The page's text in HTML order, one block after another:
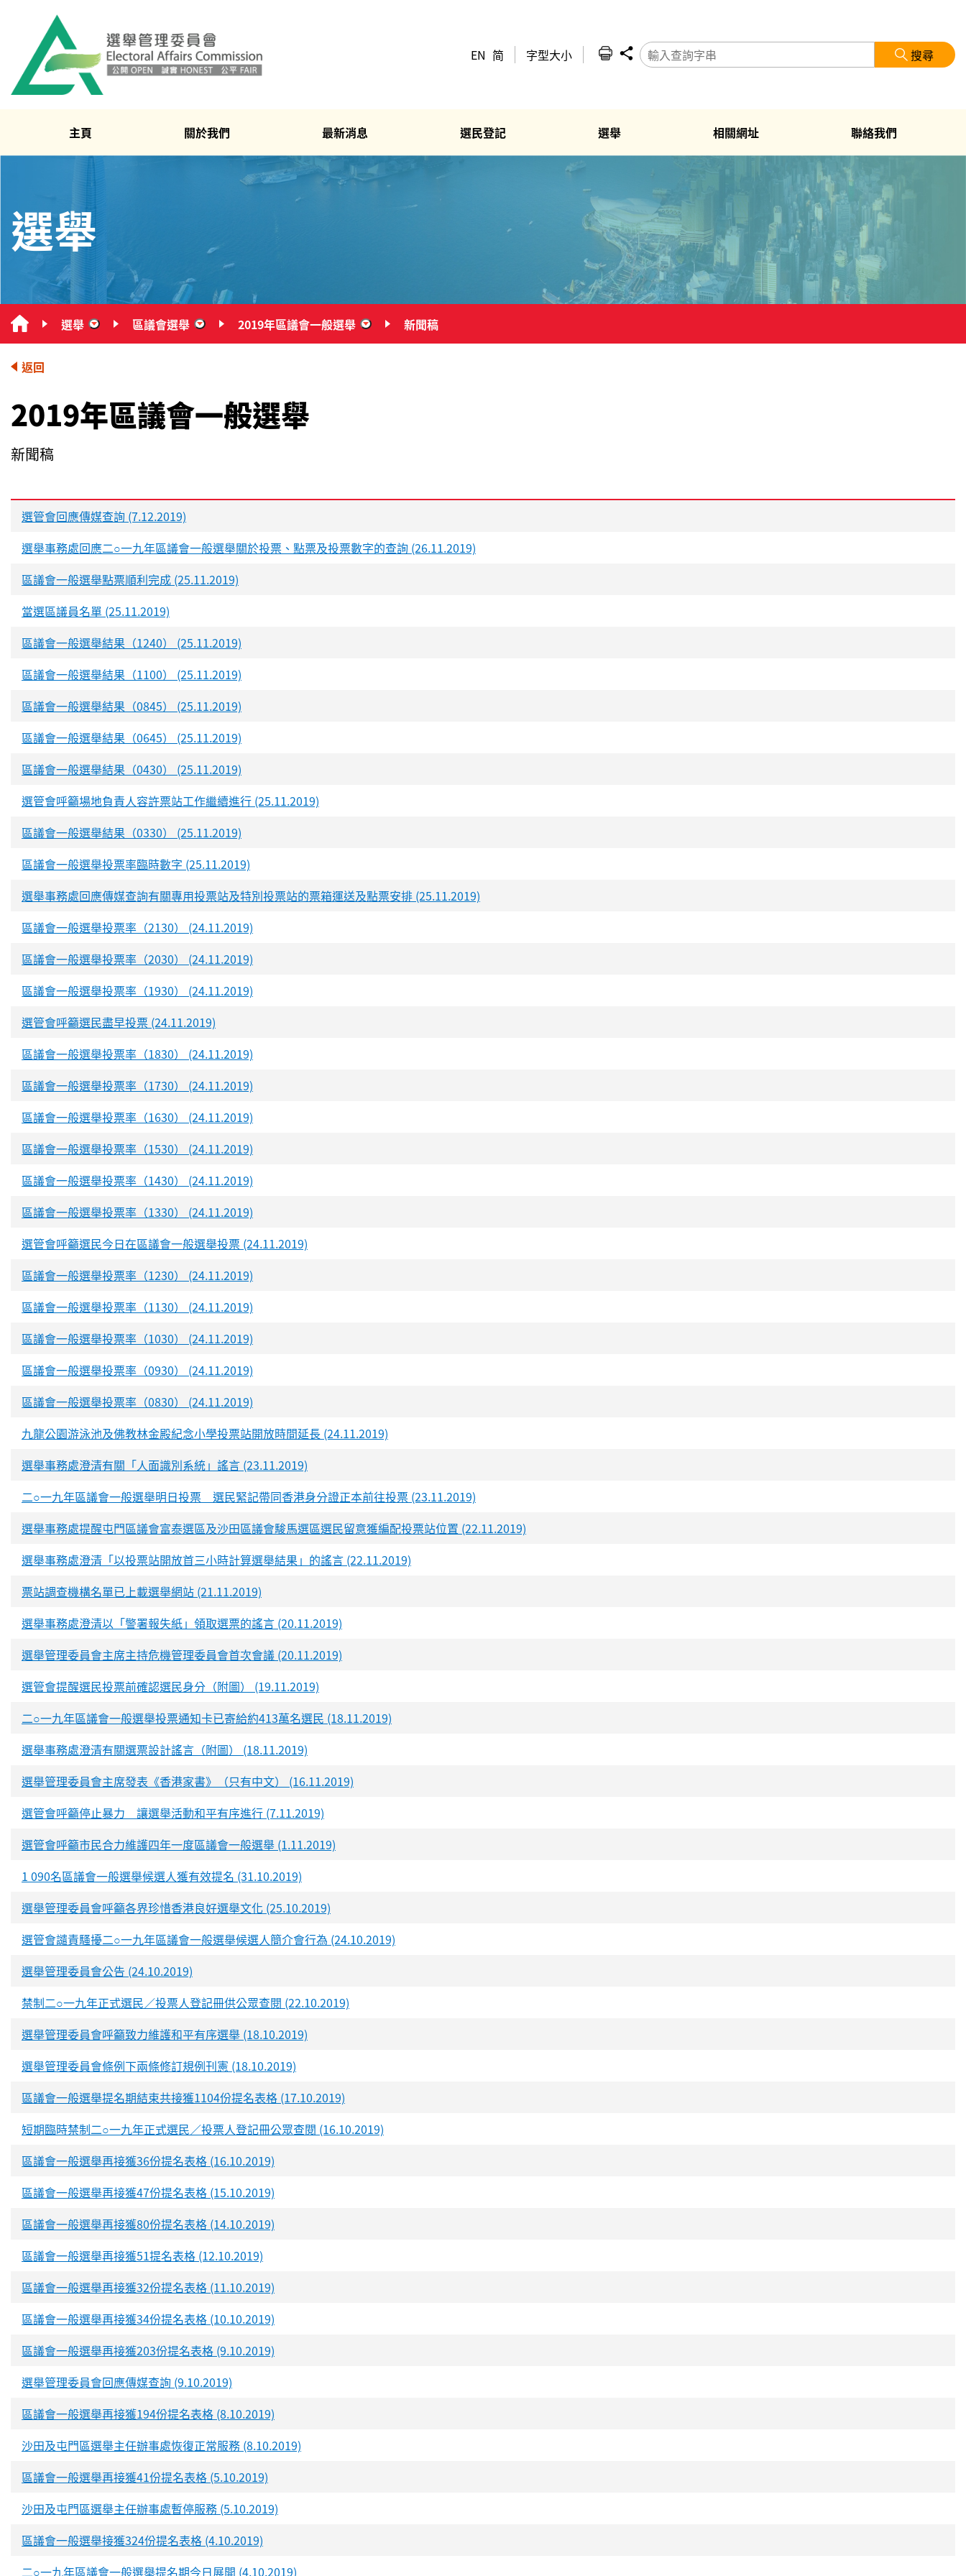
EN 简 字型大小 搜尋
主頁 關於我們 最新消息 選民登記 選舉 相關網址 聯絡我們
選舉
選舉 “選舉”區議會選舉 “區議會選舉”2019年區議會一般選舉 “2019年區議會一般選舉”
新聞稿
返回
2019年區議會一般選舉
新聞稿
選管會回應傳媒查詢 (7.12.2019)
選舉事務處回應二○一九年區議會一般選舉關於投票、點票及投票數字的查詢 (26.11.2019)
區議會一般選舉點票順利完成 (25.11.2019)
當選區議員名單 (25.11.2019)
區議會一般選舉結果（1240） (25.11.2019)
區議會一般選舉結果（1100） (25.11.2019)
區議會一般選舉結果（0845） (25.11.2019)
區議會一般選舉結果（0645） (25.11.2019)
區議會一般選舉結果（0430） (25.11.2019)
選管會呼籲場地負責人容許票站工作繼續進行 (25.11.2019)
區議會一般選舉結果（0330） (25.11.2019)
區議會一般選舉投票率臨時數字 (25.11.2019)
選舉事務處回應傳媒查詢有關專用投票站及特別投票站的票箱運送及點票安排 (25.11.2019)
區議會一般選舉投票率（2130） (24.11.2019)
區議會一般選舉投票率（2030） (24.11.2019)
區議會一般選舉投票率（1930） (24.11.2019)
選管會呼籲選民盡早投票 (24.11.2019)
區議會一般選舉投票率（1830） (24.11.2019)
區議會一般選舉投票率（1730） (24.11.2019)
區議會一般選舉投票率（1630） (24.11.2019)
區議會一般選舉投票率（1530） (24.11.2019)
區議會一般選舉投票率（1430） (24.11.2019)
區議會一般選舉投票率（1330） (24.11.2019)
選管會呼籲選民今日在區議會一般選舉投票 (24.11.2019)
區議會一般選舉投票率（1230） (24.11.2019)
區議會一般選舉投票率（1130） (24.11.2019)
區議會一般選舉投票率（1030） (24.11.2019)
區議會一般選舉投票率（0930） (24.11.2019)
區議會一般選舉投票率（0830） (24.11.2019)
九龍公園游泳池及佛教林金殿紀念小學投票站開放時間延長 (24.11.2019)
選舉事務處澄清有關「人面識別系統」謠言 (23.11.2019)
二○一九年區議會一般選舉明日投票 選民緊記帶同香港身分證正本前往投票 (23.11.2019)
選舉事務處提醒屯門區議會富泰選區及沙田區議會駿馬選區選民留意獲編配投票站位置 (22.11.2019)
選舉事務處澄清「以投票站開放首三小時計算選舉結果」的謠言 (22.11.2019)
票站調查機構名單已上載選舉網站 (21.11.2019)
選舉事務處澄清以「警署報失紙」領取選票的謠言 (20.11.2019)
選舉管理委員會主席主持危機管理委員會首次會議 (20.11.2019)
選管會提醒選民投票前確認選民身分（附圖） (19.11.2019)
二○一九年區議會一般選舉投票通知卡已寄給約413萬名選民 (18.11.2019)
選舉事務處澄清有關選票設計謠言（附圖） (18.11.2019)
選舉管理委員會主席發表《香港家書》（只有中文） (16.11.2019)
選管會呼籲停止暴力 讓選舉活動和平有序進行 (7.11.2019)
選管會呼籲市民合力維護四年一度區議會一般選舉 (1.11.2019)
1 090名區議會一般選舉候選人獲有效提名 (31.10.2019)
選舉管理委員會呼籲各界珍惜香港良好選舉文化 (25.10.2019)
選管會譴責騷擾二○一九年區議會一般選舉候選人簡介會行為 (24.10.2019)
選舉管理委員會公告 (24.10.2019)
禁制二○一九年正式選民／投票人登記冊供公眾查閱 (22.10.2019)
選舉管理委員會呼籲致力維護和平有序選舉 (18.10.2019)
選舉管理委員會條例下兩條修訂規例刊憲 (18.10.2019)
區議會一般選舉提名期結束共接獲1104份提名表格 (17.10.2019)
短期臨時禁制二○一九年正式選民／投票人登記冊公眾查閱 (16.10.2019)
區議會一般選舉再接獲36份提名表格 (16.10.2019)
區議會一般選舉再接獲47份提名表格 (15.10.2019)
區議會一般選舉再接獲80份提名表格 (14.10.2019)
區議會一般選舉再接獲51提名表格 (12.10.2019)
區議會一般選舉再接獲32份提名表格 (11.10.2019)
區議會一般選舉再接獲34份提名表格 (10.10.2019)
區議會一般選舉再接獲203份提名表格 (9.10.2019)
選舉管理委員會回應傳媒查詢 (9.10.2019)
區議會一般選舉再接獲194份提名表格 (8.10.2019)
沙田及屯門區選舉主任辦事處恢復正常服務 (8.10.2019)
區議會一般選舉再接獲41份提名表格 (5.10.2019)
沙田及屯門區選舉主任辦事處暫停服務 (5.10.2019)
區議會一般選舉接獲324份提名表格 (4.10.2019)
二○一九年區議會一般選舉提名期今日展開 (4.10.2019)